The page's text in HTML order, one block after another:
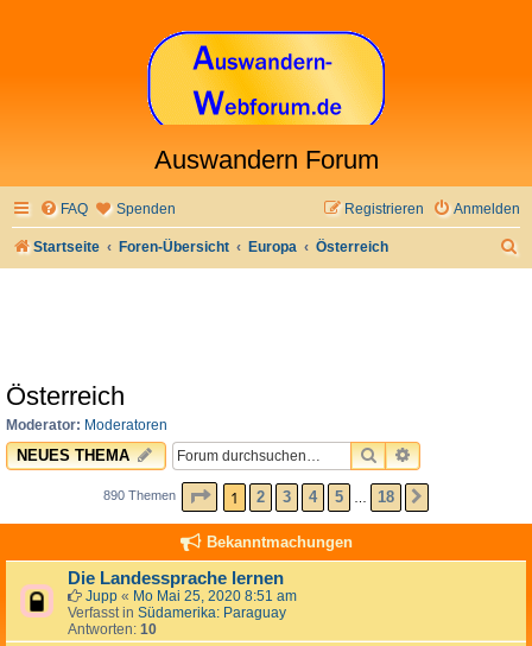
Auswandern Forum
FAQ Spenden Anmelden
Registrieren
Startseite Foren-Übersicht Europa Österreich
Österreich
Moderator: Moderatoren
NEUES THEMA SUCHEERWEITERTE
890 Themen SEITE1 VON18
1 2 3 4 5 18
Bekanntmachungen
Die Landessprache lernen
Jupp « Mo Mai 25, 2020 8:51 am
Verfasst in Südamerika: Paraguay
Antworten: 10